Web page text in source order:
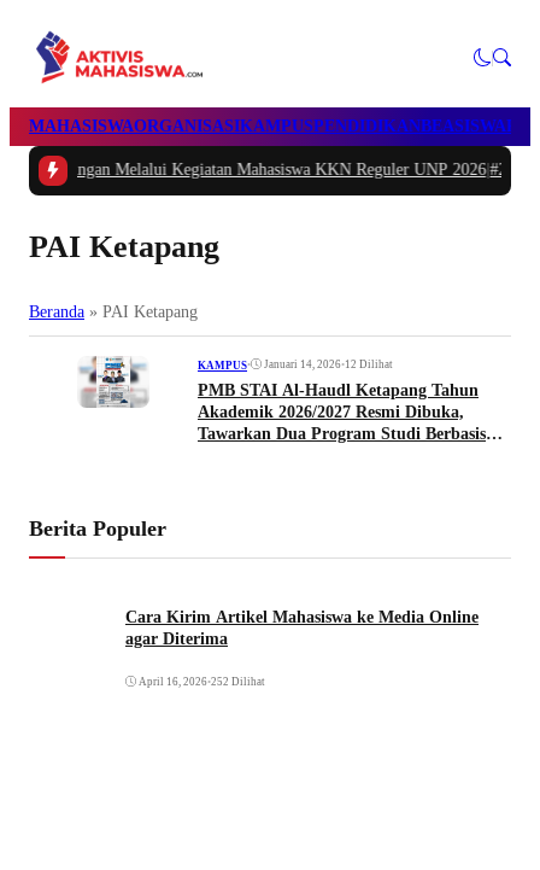
MAHASISWAORGANISASIKAMPUSPENDIDIKANBEASISWA
Melalui Kegiatan Mahasiswa KKN Reguler UNP 2026|#2 -Peduli Generasi
PAI Ketapang
Beranda » PAI Ketapang
KAMPUS• Januari 14, 2026•12 Dilihat
PMB STAI Al-Haudl Ketapang Tahun
Akademik 2026/2027 Resmi Dibuka,
Tawarkan Dua Program Studi Berbasis
Berita Populer
Cara Kirim Artikel Mahasiswa ke Media Online
agar Diterima
April 16, 2026•252 Dilihat